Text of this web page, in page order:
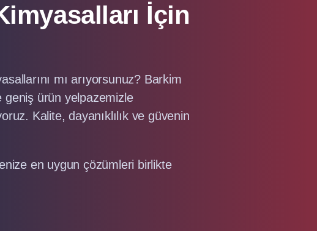
İçin
mı arıyorsunuz? Barkim
geniş ürün yelpazemizle
Kalite, dayanıklılık ve güvenin
en uygun çözümleri birlikte